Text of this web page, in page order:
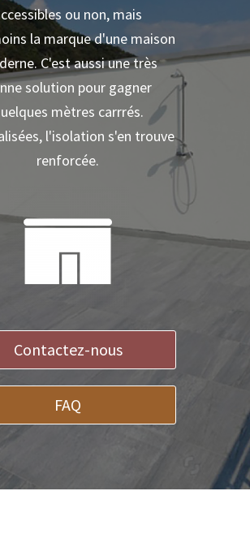
ou non, mais
la marque d'une maison
C'est aussi une très
solution pour gagner
mètres carrrés.
l'isolation s'en trouve
renforcée.
Contactez-nous
FAQ